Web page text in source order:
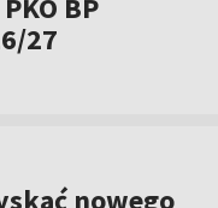
BP
27
nowego